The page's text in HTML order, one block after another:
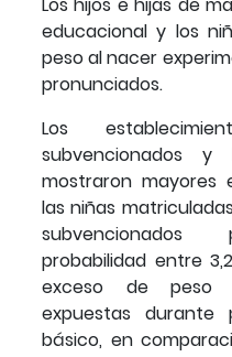
Los hijos e hijas de
educacional y los
peso al nacer
pronunciados.
Los
subvencionados y
mostraron mayores
las niñas
probabilidad entre
exceso de peso
expuestas durante
básico, en